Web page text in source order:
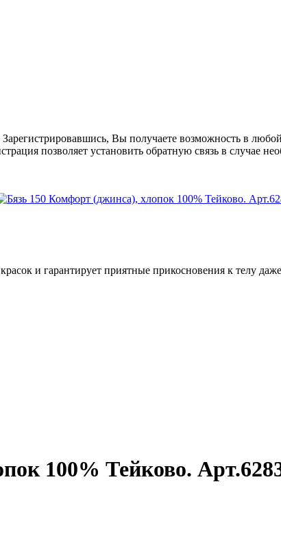
Вы получаете возможность в
позволяет установить обратную связь в случае
и гарантирует приятные прикосновения к телу
100% Тейково.